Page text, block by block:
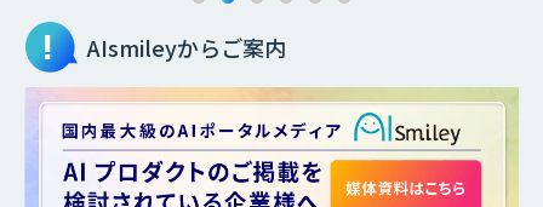
AIsmileyからご案内